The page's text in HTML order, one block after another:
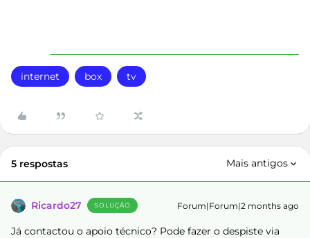
internet box tv
5 respostas Mais antigos
Ricardo27 SOLUÇÃO Forum|Forum|2 months ago
Já contactou o apoio técnico? Pode fazer o despiste via